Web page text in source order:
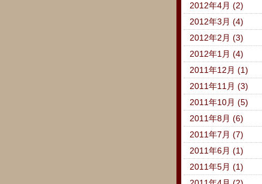
2012年4月 (2)
2012年3月 (4)
2012年2月 (3)
2012年1月 (4)
2011年12月 (1)
2011年11月 (3)
2011年10月 (5)
2011年8月 (6)
2011年7月 (7)
2011年6月 (1)
2011年5月 (1)